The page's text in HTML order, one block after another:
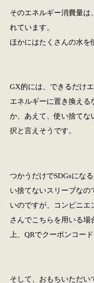
そのエネルギー消費量は
れています。
ほかにはたくさんの水を
GX的には、できるだけ
エネルギーに置き換え
か、あえて、使い捨てな
択と言えそうです。
つかうだけでSDGsにな
い捨てないスリーブなの
いのですが、コンビニエ
さんでこちらを用いる
上、QRでクーポンコード
そして、おもちいただい